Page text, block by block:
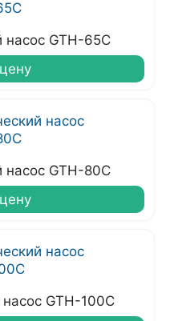
насос GTH-65C
насос GTH-80C
GTH-100C